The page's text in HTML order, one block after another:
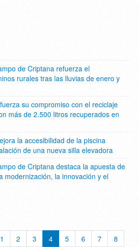
de Criptana refuerza el
rurales tras las lluvias de enero y
su compromiso con el reciclaje
más de 2.500 litros recuperados en
la accesibilidad de la piscina
de una nueva silla elevadora
de Criptana destaca la apuesta de
modernización, la innovación y el
1 2 3 4 5 6 7
8